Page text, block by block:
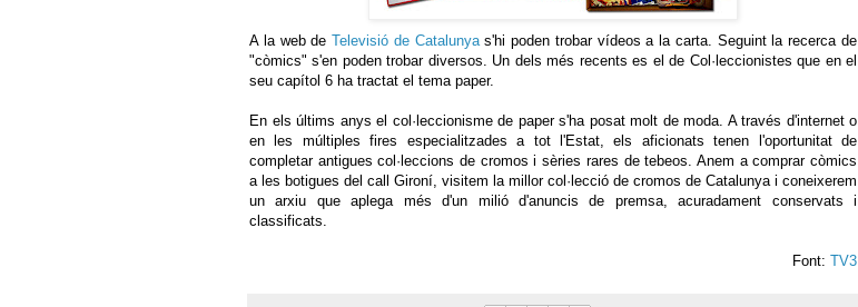
A la web deTelevisió de Catalunyas'hi poden trobar vídeos a la carta. Seguint la recerca de
"còmics" s'en poden trobar diversos. Un dels més recents es el de Col·leccionistes que en el
seu capítol 6 ha tractat el tema paper.
En els últims anys el col·leccionisme de paper s'ha posat molt de moda. A través d'internet o
en les múltiples fires especialitzades a tot l'Estat, els aficionats tenen l'oportunitat de
completar antigues col·leccions de cromos i sèries rares de tebeos. Anem a comprar còmics
a les botigues del call Gironí, visitem la millor col·lecció de cromos de Catalunya i coneixerem
un arxiu que aplega més d'un milió d'anuncis de premsa, acuradament conservats i
classificats.
Font: TV3